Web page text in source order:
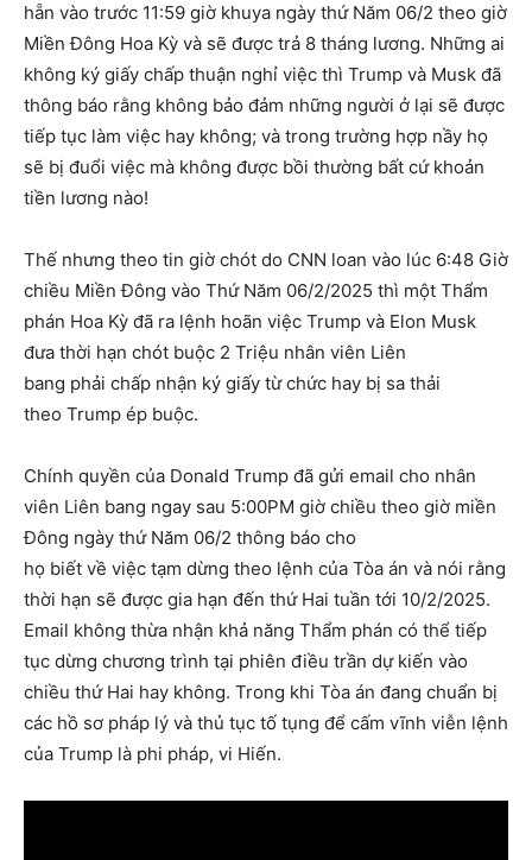
hẵn vào trước 11:59 giờ khuya ngày thứ Năm 06/2 theo giờ
Miền Đông Hoa Kỳ và sẽ được trả 8 tháng lương. Những ai
không ký giấy chấp thuận nghỉ việc thì Trump và Musk đã
thông báo rằng không bảo đảm những người ở lại sẽ được
tiếp tục làm việc hay không; và trong trường hợp nầy họ
sẽ bị đuổi việc mà không được bồi thường bất cứ khoản
tiền lương nào!
Thế nhưng theo tin giờ chót do CNN loan vào lúc 6:48 Giờ
chiều Miền Đông vào Thứ Năm 06/2/2025 thì một Thẩm
phán Hoa Kỳ đã ra lệnh hoãn việc Trump và Elon Musk
đưa thời hạn chót buộc 2 Triệu nhân viên Liên
bang phải chấp nhận ký giấy từ chức hay bị sa thải
theo Trump ép buộc.
Chính quyền của Donald Trump đã gửi email cho nhân
viên Liên bang ngay sau 5:00PM giờ chiều theo giờ miền
Đông ngày thứ Năm 06/2 thông báo cho
họ biết về việc tạm dừng theo lệnh của Tòa án và nói rằng
thời hạn sẽ được gia hạn đến thứ Hai tuần tới 10/2/2025.
Email không thừa nhận khả năng Thẩm phán có thể tiếp
tục dừng chương trình tại phiên điều trần dự kiến ​​vào
chiều thứ Hai hay không. Trong khi Tòa án đang chuẩn bị
các hồ sơ pháp lý và thủ tục tố tụng để cấm vĩnh viễn lệnh
của Trump là phi pháp, vi Hiến.